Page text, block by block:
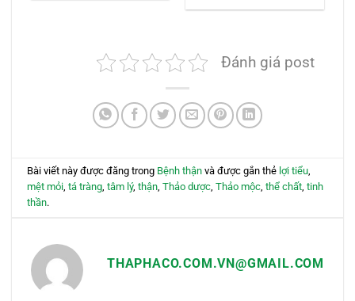
190,000 VND
nhiều
thể.
Các
có
thể
sản
Đánh giá post
Bài viết này được đăng trong Bệnh thận và được gắn thẻ lợi tiểu,
mệt mỏi,tá tràng,tâm lý,thận,Thảo dược,Thảo mộc,thể chất,tinh
thần.
THAPHACO.COM.VN@GMAIL.COM